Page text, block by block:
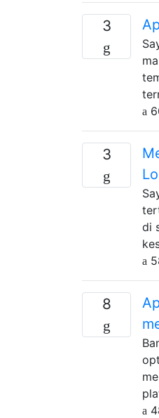
3
3
di
8